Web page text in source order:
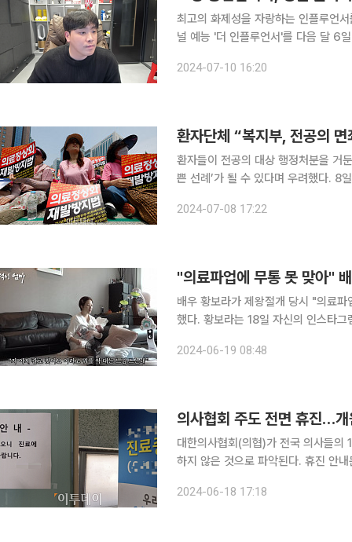
최고의 화제성을 자랑하는 인플루언서를 가릴
널 예능 '더 인플루언서'를 다음 달 6
개 확정 소식이 전해진 올 초부터 화
2024-07-10 16:20
환자단체 “복지부, 전공의
환자들이 전공의 대상 행정처분을 거
쁜 선례’가 될 수 있다며 우려했다. 8일 한국환자단체연합회(환단연)는 입장문을 통해 “정부의 발표
대응에 일부 공감한다는 입장도 덧붙
2024-07-08 17:22
"의료파업에 무통 못 맞아"
배우 황보라가 제왕절개 당시 "의료
했다. 황보라는 18일 자신의 인스타그램에 "제왕절개 출산 과정을 묘사하던 중 오해가 발생한 부분
PCA를 처방받았다. PCA는 '자가 통
2024-06-19 08:48
의사협회 주도 전면 휴진…개
대한의사협회(의협)가 전국 의사들의
하지 않은 것으로 파악된다. 휴진 안
물에는 5개 의원 중 2곳이 휴진했다.
2024-06-18 17:18